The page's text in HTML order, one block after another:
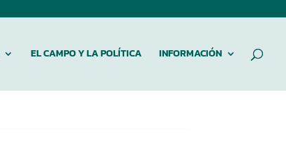
EL CAMPO Y LA POLÍTICA INFORMACIÓN